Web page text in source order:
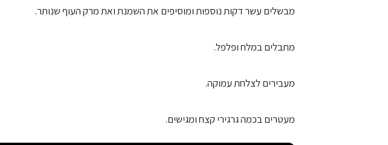
מבשלים עשר דקות נוספות ומוסיפים את השמנת ואת מרק העוף שנותר.
מתבלים במלח ופלפל.
מעבירים לצלחת עמוקה.
מעטרים בכמה גרגירי קצח ומגישים.